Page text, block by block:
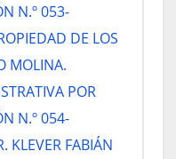
N.º 053-
DE LOS
MOLINA.
POR
N.º 054-
KLEVER FABIÁN